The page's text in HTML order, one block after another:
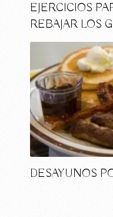
EJERCICIOS
REBAJAR LOS
DESAYUNOS